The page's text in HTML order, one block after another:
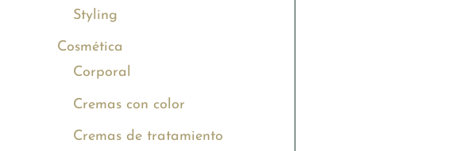
Styling
Cosmética
Corporal
Cremas con color
Cremas de tratamiento